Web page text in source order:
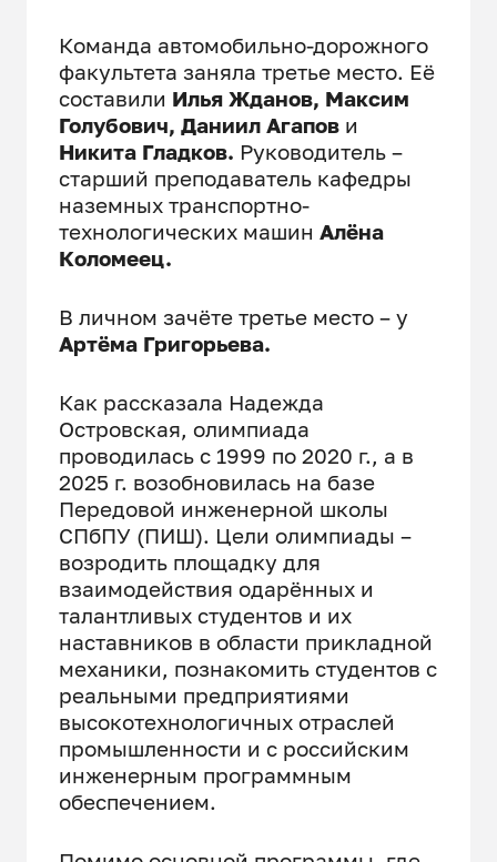
Команда автомобильно-дорожного
факультета заняла третье место. Её
составили Илья Жданов, Максим
Голубович, Даниил Агапов и
Никита Гладков. Руководитель –
старший преподаватель кафедры
наземных транспортно-
технологических машинАлёна
Коломеец.
В личном зачёте третье место – у
Артёма Григорьева.
Как рассказала Надежда
Островская, олимпиада
проводилась с 1999 по 2020 г., а в
2025 г. возобновилась на базе
Передовой инженерной школы
СПбПУ (ПИШ). Цели олимпиады –
возродить площадку для
взаимодействия одарённых и
талантливых студентов и их
наставников в области прикладной
механики, познакомить студентов с
реальными предприятиями
высокотехнологичных отраслей
промышленности и с российским
инженерным программным
обеспечением.